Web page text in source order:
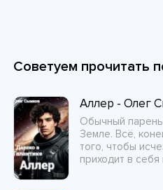
Советуем прочитать
Аллер - Олег
Обычный парень
Земле. Всё,
того, чтобы
приходит в себя